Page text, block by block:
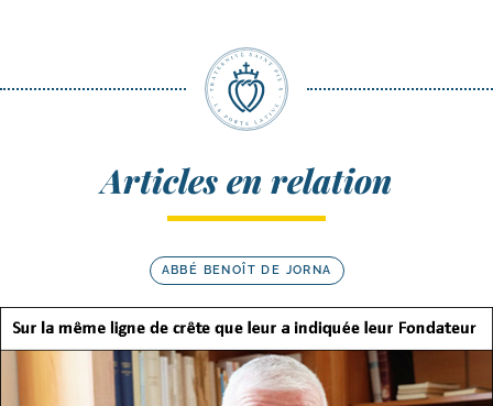
Articles en relation
ABBÉ BENOÎT DE JORNA